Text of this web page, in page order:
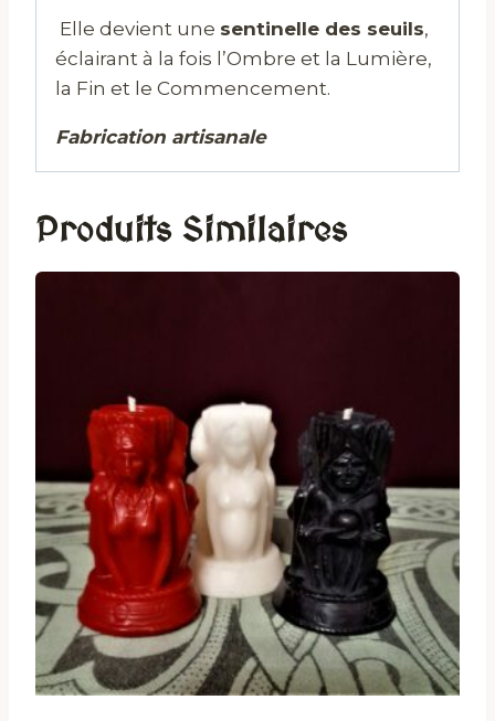
Elle devient une sentinelle des seuils,
éclairant à la fois l’Ombre et la Lumière,
la Fin et le Commencement.
Fabrication artisanale
Produits Similaires